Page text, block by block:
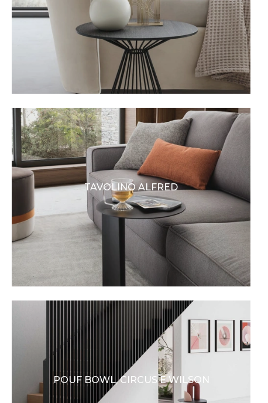
TAVOLINO ALFRED
POUF BOWL, CIRCUS E WILSON